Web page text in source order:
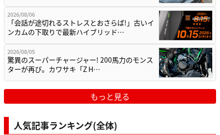
2026/08/06
「会話が途切れるストレスとおさらば!」古いイ
ンカムの下取りで最新ハイブリッド…
2026/08/05
驚異のスーパーチャージャー! 200馬力のモンス
ターが再び。カワサキ「Z H…
もっと見る
人気記事ランキング(全体)